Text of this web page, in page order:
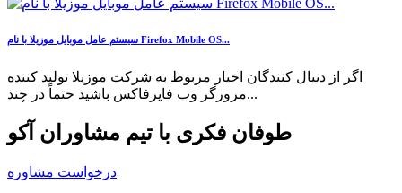
سیستم عامل موبایل موزیلا با نام Firefox Mobile OS...
اگر از دنبال کنندگان اخبار مربوط به شرکت موزیلا تولید کننده
مرورگر وب فایرفاکس باشید حتماً در چند...
طوفان فکری با تیم مشاوران آکو
درخواست مشاوره